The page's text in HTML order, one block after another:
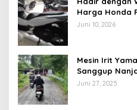
Harga Honda
Juni 10, 2026
Mesin Irit
Sanggup
Krakalan?
Juni 27, 2025